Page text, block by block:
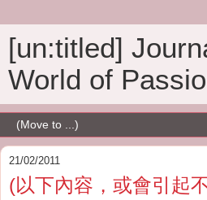
[un:titled]
World of
21/02/2011
(以下內容，或會引起